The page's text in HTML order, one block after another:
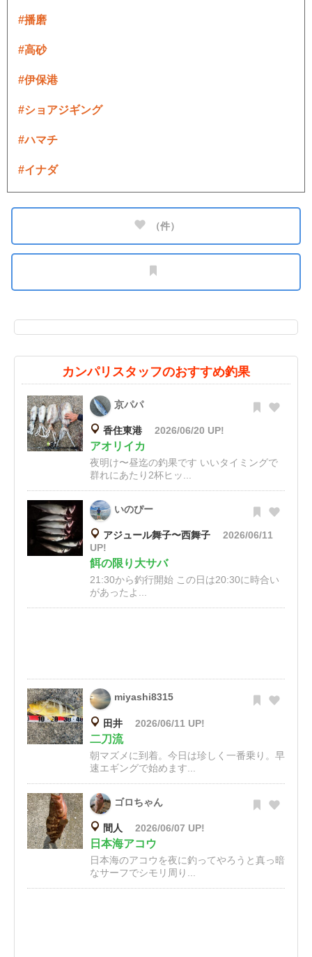
#播磨
#高砂
#伊保港
#ショアジギング
#ハマチ
#イナダ
（件）
カンパリスタッフのおすすめ釣果
京パパ
香住東港 2026/06/20 UP!
アオリイカ
夜明け〜昼迄の釣果です いいタイミングで
群れにあたり2杯ヒッ...
いのぴー
アジュール舞子〜西舞子
2026/06/11
UP!
餌の限り大サバ
21:30から釣行開始 この日は20:30に時合い
があったよ...
miyashi8315
田井 2026/06/11 UP!
二刀流
朝マズメに到着。今日は珍しく一番乗り。早
速エギングで始めます...
ゴロちゃん
間人 2026/06/07 UP!
日本海アコウ
日本海のアコウを夜に釣ってやろうと真っ暗
なサーフでシモリ周り...